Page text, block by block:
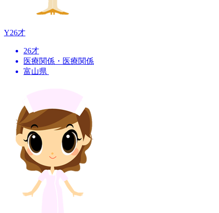
Y26才
26才
医療関係・医療関係
富山県